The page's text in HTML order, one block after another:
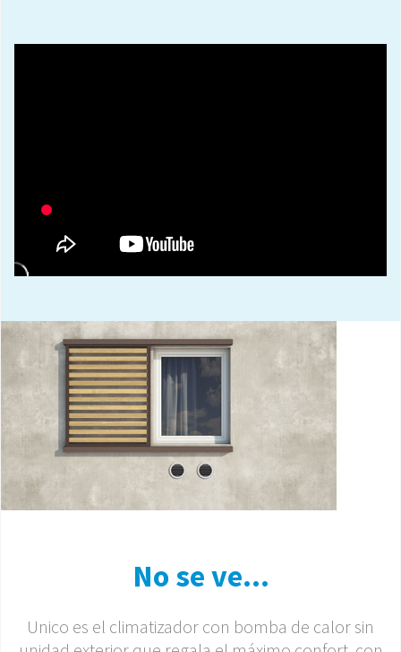
No se ve...
Unico es el climatizador con bomba de calor sin